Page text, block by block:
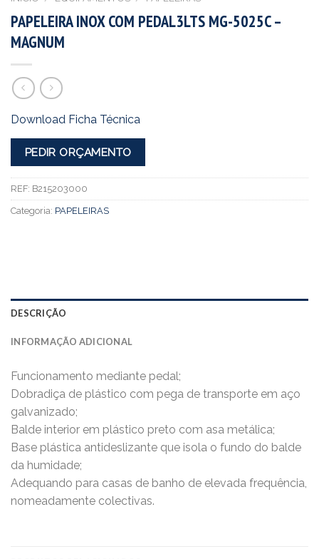
PAPELEIRA INOX COM PEDAL3LTS MG-5025C –
MAGNUM
Download Ficha Técnica
PEDIR ORÇAMENTO
REF: B215203000
Categoria: PAPELEIRAS
DESCRIÇÃO
INFORMAÇÃO ADICIONAL
Funcionamento mediante pedal;
Dobradiça de plástico com pega de transporte em aço
galvanizado;
Balde interior em plástico preto com asa metálica;
Base plástica antideslizante que isola o fundo do balde
da humidade;
Adequando para casas de banho de elevada frequência,
nomeadamente colectivas.